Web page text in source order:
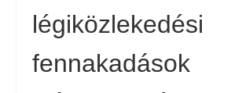
légiközlekedési
fennakadások